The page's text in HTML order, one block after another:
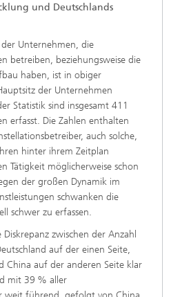
und Deutschlands
Unternehmen, die
betreiben, beziehungsweise die
haben, ist in obiger
der Unternehmen
Statistik sind insgesamt 411
erfasst. Die Zahlen enthalten
auch solche,
hinter ihrem Zeitplan
Tätigkeit möglicherweise schon
der großen Dynamik im
schwanken die
schwer zu erfassen.
zwischen der Anzahl
auf der einen Seite,
China auf der anderen Seite klar
mit 39 % aller